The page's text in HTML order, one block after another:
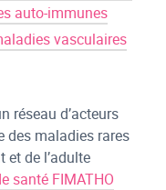
auto-immunes
vasculaires
réseau d’acteurs
des maladies rares
et de l’adulte
santé FIMATHO